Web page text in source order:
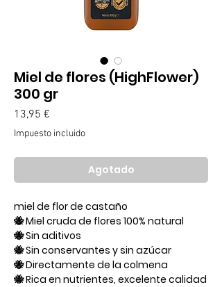
Miel de flores (HighFlower)
300 gr
13,95 €
Impuesto incluido
Agotado
miel de flor de castaño
🐝 Miel cruda de flores 100% natural
🐝 Sin aditivos
🐝 Sin conservantes y sin azúcar
🐝 Directamente de la colmena
🐝 Rica en nutrientes, excelente calidad